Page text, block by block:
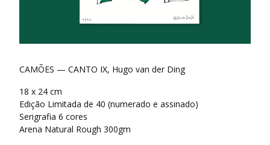
CAMÕES — CANTO IX, Hugo van der Ding
18 x 24 cm
Edição Limitada de 40 (numerado e assinado)
Serigrafia 6 cores
Arena Natural Rough 300gm